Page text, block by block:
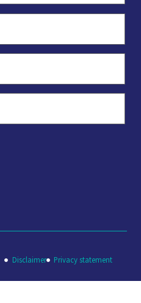
Disclaimer Privacy statement